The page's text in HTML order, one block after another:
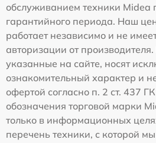
обслуживанием техники Midea
гарантийного периода. Наш
работает независимо и не
авторизации от
указанные на сайте, носят
ознакомительный характер и
офертой согласно п. 2 ст. 437
обозначения торговой марки
только в информационных
перечень техники, с которой